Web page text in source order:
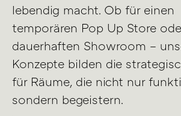
lebendig macht. Ob für einen
temporären Pop Up Store
dauerhaften Showroom –
Konzepte bilden die
für Räume, die nicht nur
sondern begeistern.